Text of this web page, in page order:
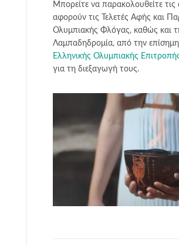
Μπορείτε να παρακολουθείτε τις
αφορούν τις Τελετές Αφής και
Ολυμπιακής Φλόγας, καθώς και
Λαμπαδηδρομία, από την επίσημη
Ελληνικής Ολυμπιακής
για τη διεξαγωγή τους.